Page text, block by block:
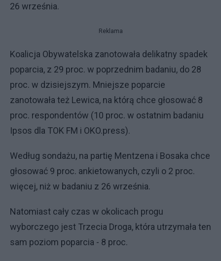
26 września.
Reklama
Koalicja Obywatelska zanotowała delikatny spadek
poparcia, z 29 proc. w poprzednim badaniu, do 28
proc. w dzisiejszym. Mniejsze poparcie
zanotowała też Lewica, na którą chce głosować 8
proc. respondentów (10 proc. w ostatnim badaniu
Ipsos dla TOK FM i OKO.press).
Według sondażu, na partię Mentzena i Bosaka chce
głosować 9 proc. ankietowanych, czyli o 2 proc.
więcej, niż w badaniu z 26 września.
Natomiast cały czas w okolicach progu
wyborczego jest Trzecia Droga, która utrzymała ten
sam poziom poparcia - 8 proc.